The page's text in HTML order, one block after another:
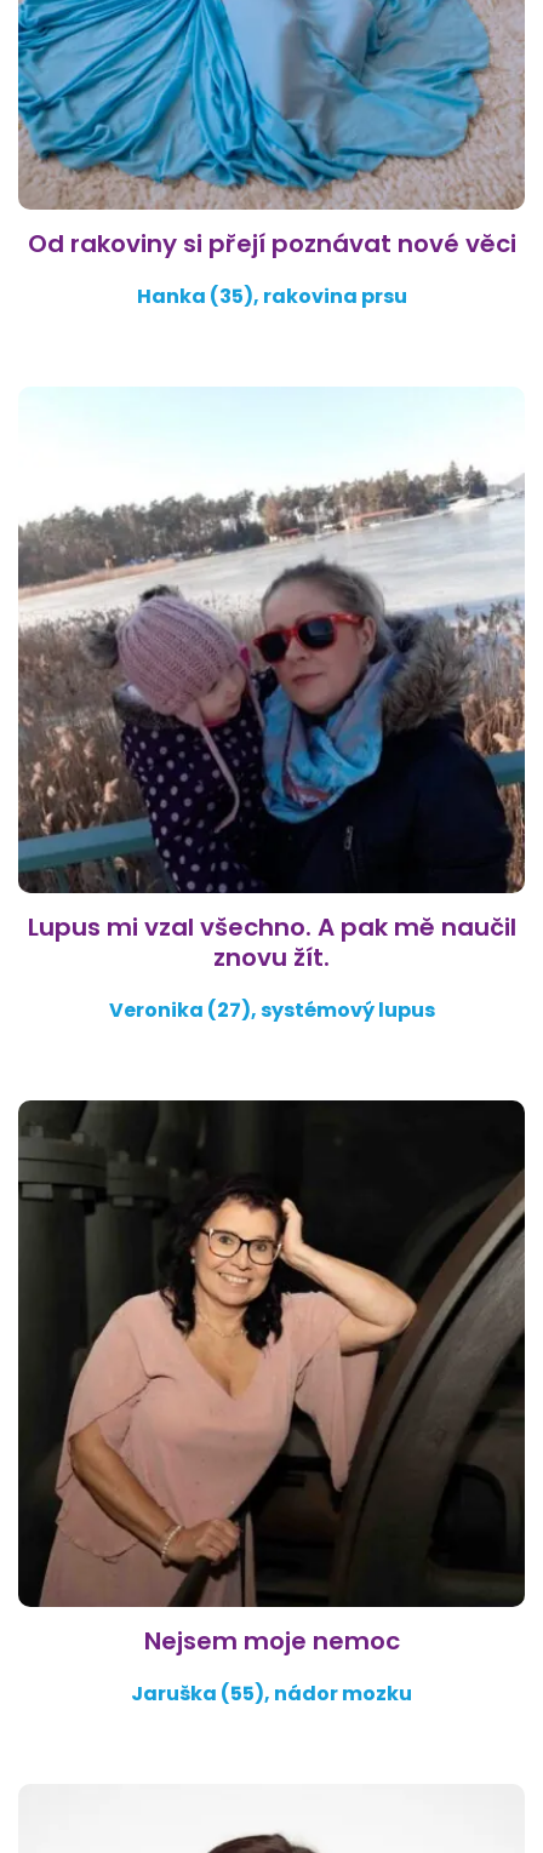
Od rakoviny si přejí poznávat nové věci
Hanka (35), rakovina prsu
Lupus mi vzal všechno. A pak mě naučil
znovu žít.
Veronika (27), systémový lupus
Nejsem moje nemoc
Jaruška (55), nádor mozku